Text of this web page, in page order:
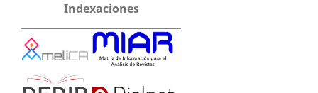
Indexaciones